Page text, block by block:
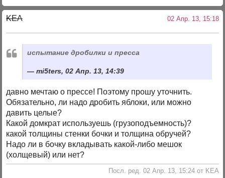
KEA 02 Апр. 13, 15:18
испытание дробилки и пресса
mi5ters, 02 Апр. 13, 14:39
давно мечтаю о прессе! Поэтому прошу уточнить.
Обязательно, ли надо дробить яблоки, или можно
давить целые?
Какой домкрат используешь (грузоподъемность)?
какой толщины стенки бочки и толщина обручей?
Надо ли в бочку вкладывать какой-либо мешок
(холщевый) или нет?
Посл. ред. 02 Апр. 13, 15:24 от KEA